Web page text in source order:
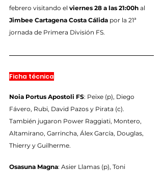
febrero visitando el viernes 28 a las 21:00h al
Jimbee Cartagena Costa Cálida por la 21ª
jornada de Primera División FS.
Ficha técnica
Noia Portus Apostoli FS: Peixe (p), Diego
Fávero, Rubi, David Pazos y Pirata (c).
También jugaron Power Raggiati, Montero,
Altamirano, Garrincha, Álex García, Douglas,
Thierry y Guilherme.
Osasuna Magna: Asier Llamas (p), Toni